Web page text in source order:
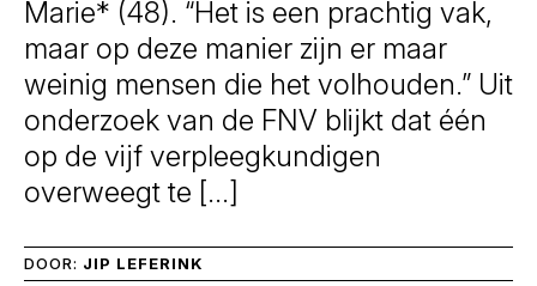
Marie* (48). “Het is een prachtig vak,
maar op deze manier zijn er maar
weinig mensen die het volhouden.” Uit
onderzoek van de FNV blijkt dat één
op de vijf verpleegkundigen
overweegt te […]
DOOR: JIP LEFERINK